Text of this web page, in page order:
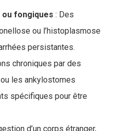
fongiques : Des
ou l’histoplasmose
persistantes.
chroniques par des
les ankylostomes
spécifiques pour être
d’un corps étranger,